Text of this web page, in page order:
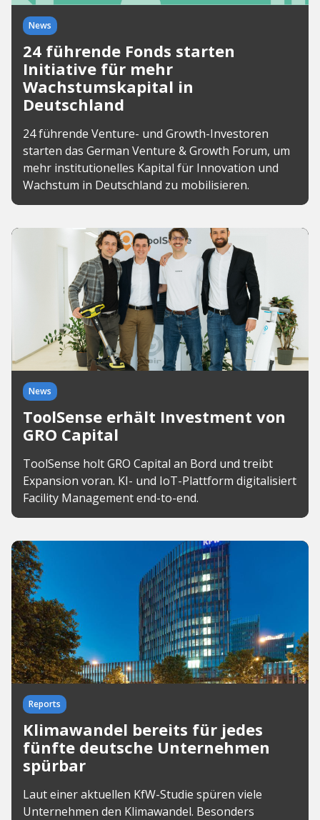
News
24 führende Fonds starten
Initiative für mehr
Wachstumskapital in
Deutschland
24 führende Venture- und Growth-Investoren
starten das German Venture & Growth Forum, um
mehr institutionelles Kapital für Innovation und
Wachstum in Deutschland zu mobilisieren.
News
ToolSense erhält Investment von
GRO Capital
ToolSense holt GRO Capital an Bord und treibt
Expansion voran. KI- und IoT-Plattform digitalisiert
Facility Management end-to-end.
Reports
Klimawandel bereits für jedes
fünfte deutsche Unternehmen
spürbar
Laut einer aktuellen KfW-Studie spüren viele
Unternehmen den Klimawandel. Besonders